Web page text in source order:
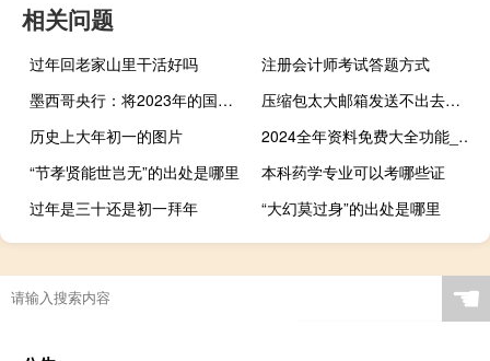
相关问题
过年回老家山里干活好吗
注册会计师考试答题方式
墨西哥央行：将2023年的国内生产总值增长预测上调至3.0%将2024年的GDP增长预测上调至2.1%
压缩包太大邮箱发送不出去怎么办（压缩包如何发送邮件）
历史上大年初一的图片
2024全年资料免费大全功能_智能AI深度解析_好看视频版v32.31.645
“节孝贤能世岂无”的出处是哪里
本科药学专业可以考哪些证
过年是三十还是初一拜年
“大幻莫过身”的出处是哪里
☚